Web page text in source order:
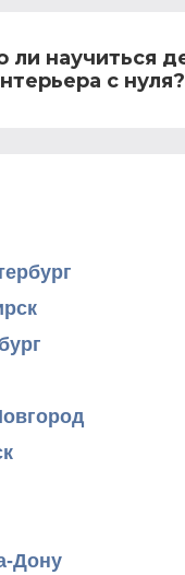
научиться декору
с нуля?
Дону